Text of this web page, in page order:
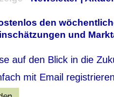
den
und
auf den Blick in die
mit Email